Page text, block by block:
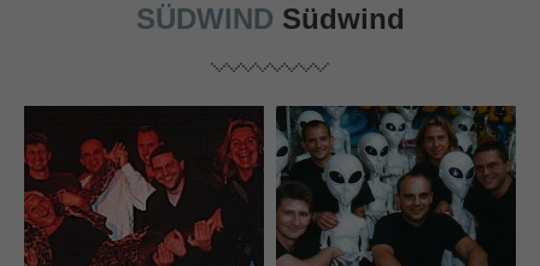
SÜDWIND Südwind